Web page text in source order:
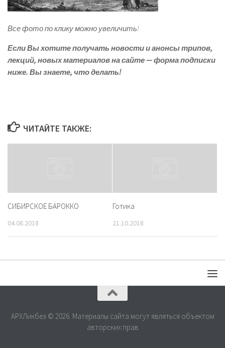
Все фото по клику можно увеличить!
Если Вы хотите получать новости и анонсы трипов,
лекций, новых материалов на сайте — форма подписки
ниже. Вы знаете, что делать!
ЧИТАЙТЕ ТАКЖЕ:
СИБИРСКОЕ БАРОККО
04.08.2018
Готика
21.10.2018
АРХЛикбез © 2026. Материалы сайта могут являться объектом
авторских прав